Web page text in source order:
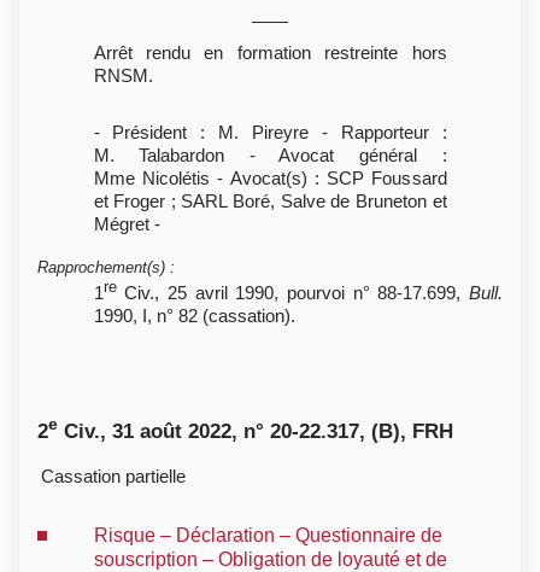
Arrêt rendu en formation restreinte hors
RNSM.
- Président : M. Pireyre - Rapporteur :
M. Talabardon - Avocat général :
Mme Nicolétis - Avocat(s) : SCP Foussard
et Froger ; SARL Boré, Salve de Bruneton et
Mégret -
Rapprochement(s) :
1reCiv., 25 avril 1990, pourvoi n° 88-17.699, Bull.
1990, I, n° 82 (cassation).
2e Civ., 31 août 2022, n° 20-22.317, (B), FRH
Cassation partielle
Risque – Déclaration – Questionnaire de
souscription – Obligation de loyauté et de